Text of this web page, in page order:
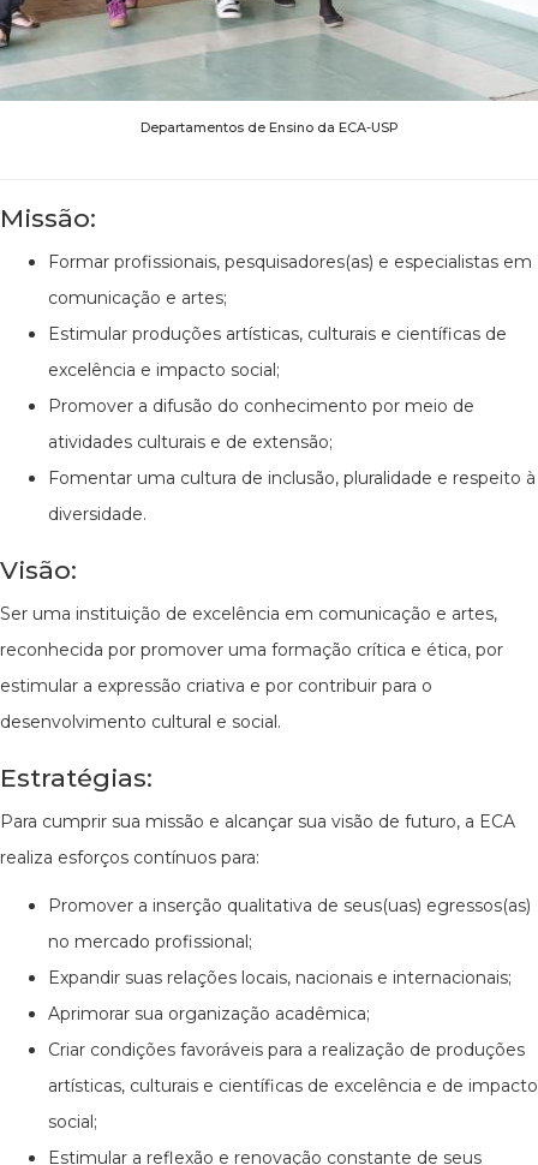
Departamentos de Ensino da ECA-USP
Missão:
Formar profissionais, pesquisadores(as) e especialistas em
comunicação e artes;
Estimular produções artísticas, culturais e científicas de
excelência e impacto social;
Promover a difusão do conhecimento por meio de
atividades culturais e de extensão;
Fomentar uma cultura de inclusão, pluralidade e respeito à
diversidade.
Visão:
Ser uma instituição de excelência em comunicação e artes,
reconhecida por promover uma formação crítica e ética, por
estimular a expressão criativa e por contribuir para o
desenvolvimento cultural e social.
Estratégias:
Para cumprir sua missão e alcançar sua visão de futuro, a ECA
realiza esforços contínuos para:
Promover a inserção qualitativa de seus(uas) egressos(as)
no mercado profissional;
Expandir suas relações locais, nacionais e internacionais;
Aprimorar sua organização acadêmica;
Criar condições favoráveis para a realização de produções
artísticas, culturais e científicas de excelência e de impacto
social;
Estimular a reflexão e renovação constante de seus